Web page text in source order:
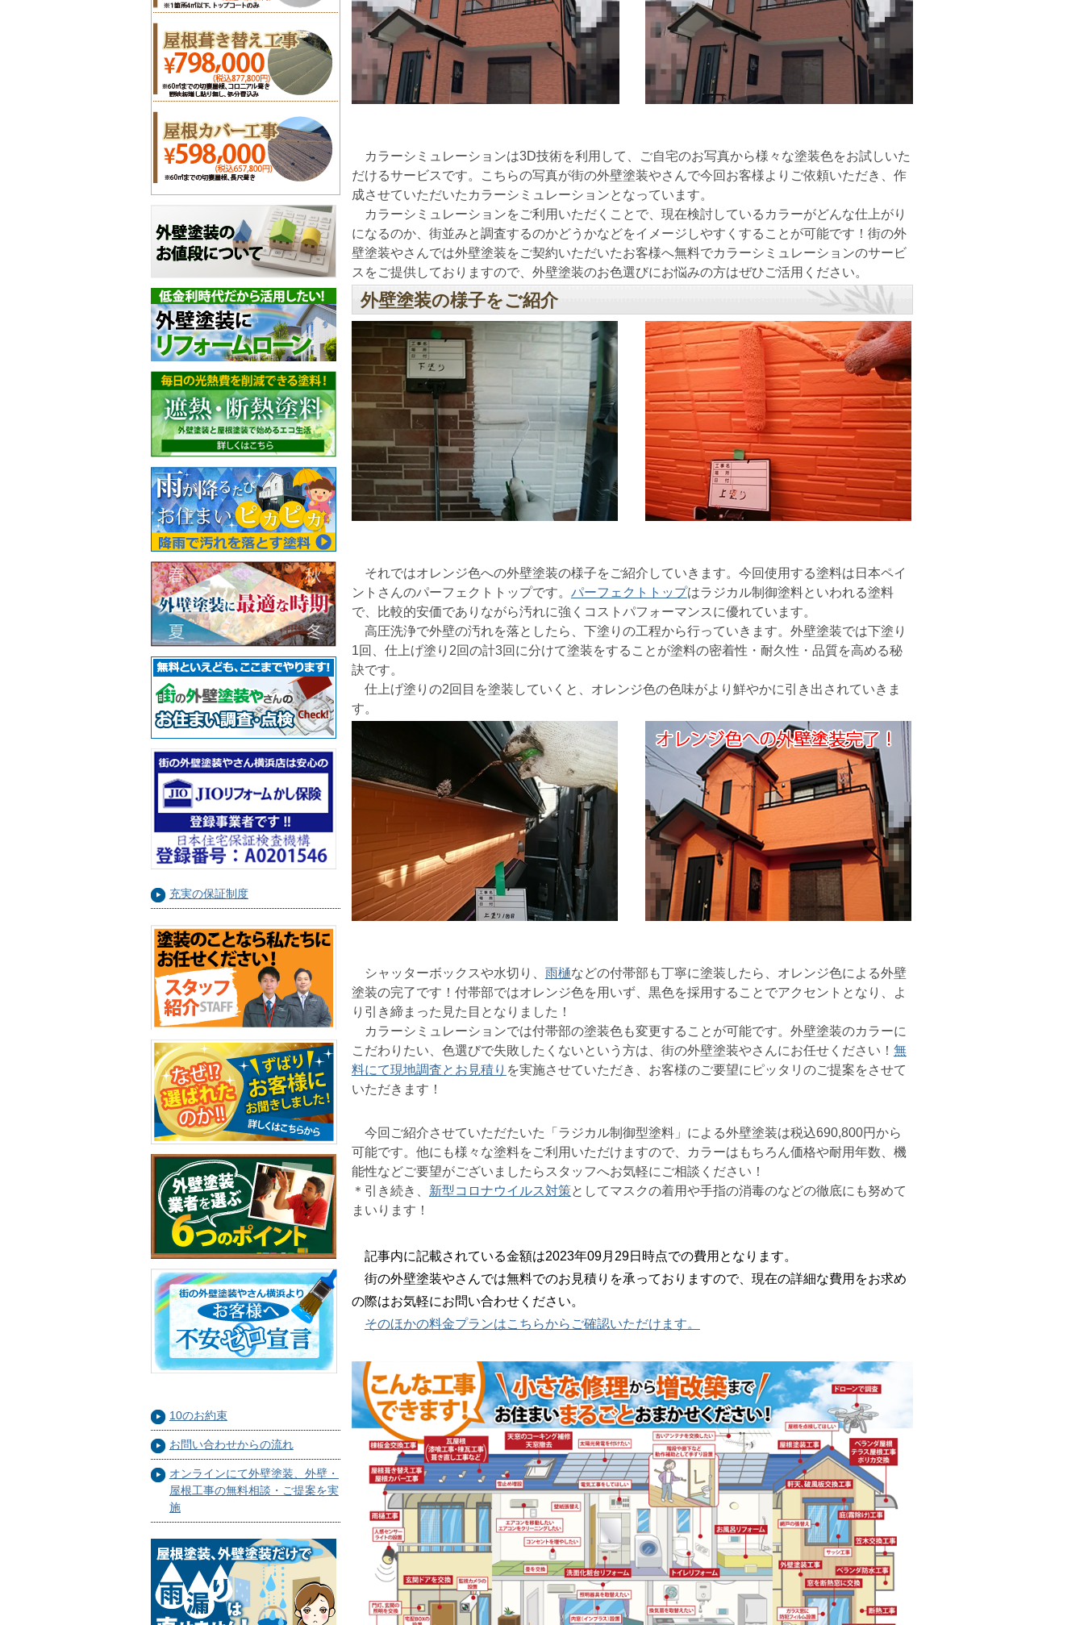
充実の保証制度
10のお約束
お問い合わせからの流れ
オンラインにて外壁塗装、外壁・
屋根工事の無料相談・ご提案を実
施
カラーシミュレーションは3D技術を利用して、ご自宅のお写真から様々な塗装色をお試しいた
だけるサービスです。こちらの写真が街の外壁塗装やさんで今回お客様よりご依頼いただき、作
成させていただいたカラーシミュレーションとなっています。
カラーシミュレーションをご利用いただくことで、現在検討しているカラーがどんな仕上がり
になるのか、街並みと調査するのかどうかなどをイメージしやすくすることが可能です！街の外
壁塗装やさんでは外壁塗装をご契約いただいたお客様へ無料でカラーシミュレーションのサービ
スをご提供しておりますので、外壁塗装のお色選びにお悩みの方はぜひご活用ください。
外壁塗装の様子をご紹介
それではオレンジ色への外壁塗装の様子をご紹介していきます。今回使用する塗料は日本ペイ
ントさんのパーフェクトトップです。 パーフェクトトップはラジカル制御塗料といわれる塗料
で、比較的安価でありながら汚れに強くコストパフォーマンスに優れています。
高圧洗浄で外壁の汚れを落としたら、下塗りの工程から行っていきます。外壁塗装では下塗り
1回、仕上げ塗り2回の計3回に分けて塗装をすることが塗料の密着性・耐久性・品質を高める秘
訣です。
仕上げ塗りの2回目を塗装していくと、オレンジ色の色味がより鮮やかに引き出されていきま
す。
シャッターボックスや水切り、 雨樋などの付帯部も丁寧に塗装したら、オレンジ色による外壁
塗装の完了です！付帯部ではオレンジ色を用いず、黒色を採用することでアクセントとなり、よ
り引き締まった見た目となりました！
カラーシミュレーションでは付帯部の塗装色も変更することが可能です。外壁塗装のカラーに
こだわりたい、色選びで失敗したくないという方は、街の外壁塗装やさんにお任せください！ 無
料にて現地調査とお見積り を実施させていただき、お客様のご要望にピッタリのご提案をさせて
いただきます！
今回ご紹介させていただたいた「ラジカル制御型塗料」による外壁塗装は税込690,800円から
可能です。他にも様々な塗料をご利用いただけますので、カラーはもちろん価格や耐用年数、機
能性などご要望がございましたらスタッフへお気軽にご相談ください！
＊引き続き、 新型コロナウイルス対策としてマスクの着用や手指の消毒のなどの徹底にも努めて
まいります！
記事内に記載されている金額は2023年09月29日時点での費用となります。
街の外壁塗装やさんでは無料でのお見積りを承っておりますので、現在の詳細な費用をお求め
の際はお気軽にお問い合わせください。
そのほかの料金プランはこちらからご確認いただけます。